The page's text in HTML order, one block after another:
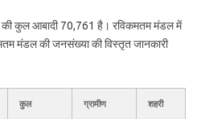
कुल आबादी 70,761 है। रविकमतम मंडल में
मंडल की जनसंख्या की विस्तृत जानकारी
कुल ग्रामीण शहरी